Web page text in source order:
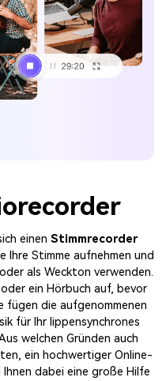
einen Stimmrecorder
Ihre Stimme aufnehmen und
als Weckton verwenden.
ein Hörbuch auf, bevor
fügen die aufgenommenen
für Ihr lippensynchrones
welchen Gründen auch
ein hochwertiger Online-
dabei eine große Hilfe